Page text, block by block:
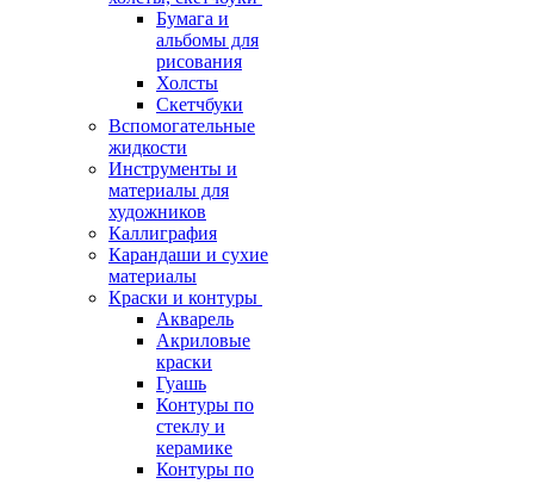
Бумага и
альбомы для
рисования
Холсты
Скетчбуки
Вспомогательные
жидкости
Инструменты и
материалы для
художников
Каллиграфия
Карандаши и сухие
материалы
Краски и контуры
Акварель
Акриловые
краски
Гуашь
Контуры по
стеклу и
керамике
Контуры по